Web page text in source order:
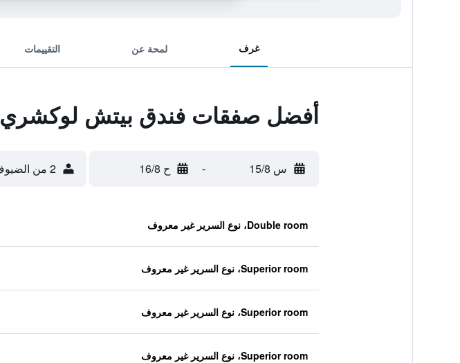
غرف لمحة عن التقييمات
أفضل صفقات فندق بيتش لوكشري
س 15/8 - ح 16/8 2 من الضيوف، غرفة واحدة
Double room، نوع السرير غير معروف
Superior room، نوع السرير غير معروف
Superior room، نوع السرير غير معروف
Superior room، نوع السرير غير معروف